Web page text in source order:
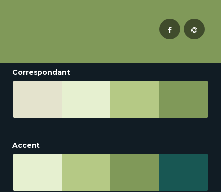
Correspondant
Accent